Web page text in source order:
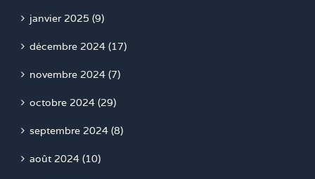
janvier 2025 (9)
décembre 2024 (17)
novembre 2024 (7)
octobre 2024 (29)
septembre 2024 (8)
août 2024 (10)